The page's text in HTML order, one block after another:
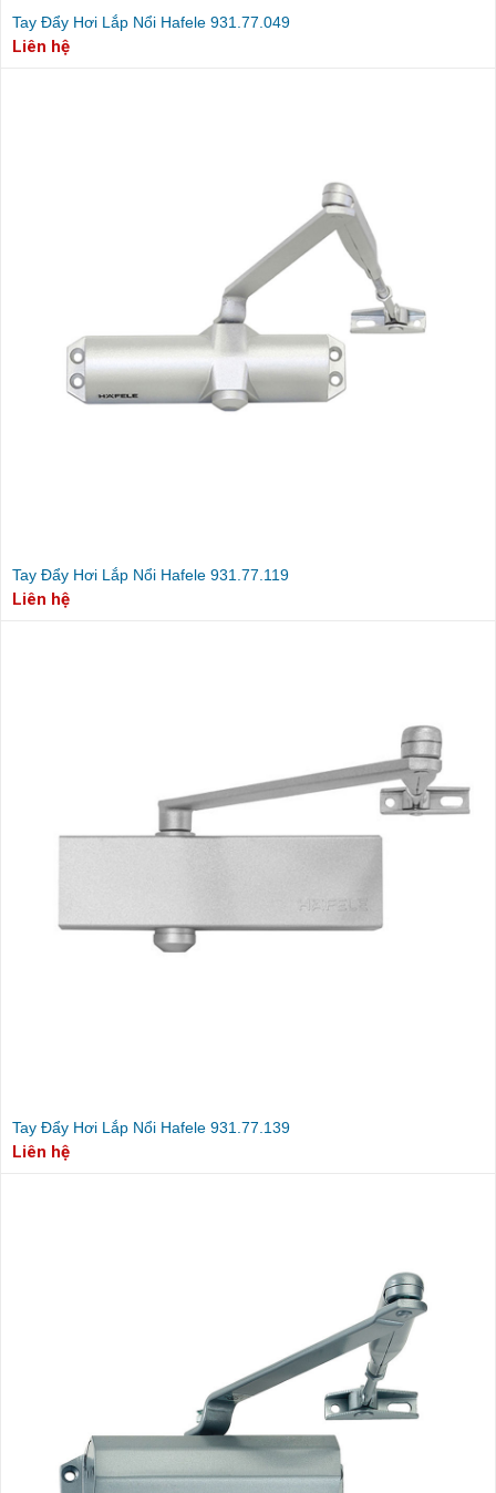
Tay Đẩy Hơi Lắp Nổi Hafele 931.77.049
Liên hệ
Tay Đẩy Hơi Lắp Nổi Hafele 931.77.119
Liên hệ
Tay Đẩy Hơi Lắp Nổi Hafele 931.77.139
Liên hệ